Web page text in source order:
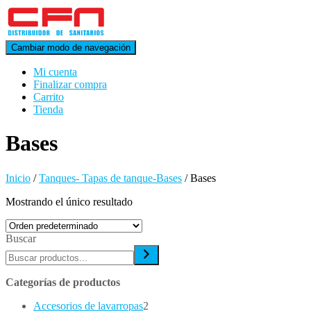
Cambiar modo de navegación
Mi cuenta
Finalizar compra
Carrito
Tienda
Bases
Inicio /Tanques- Tapas de tanque-Bases / Bases
Mostrando el único resultado
Buscar
Categorías de productos
Accesorios de lavarropas2